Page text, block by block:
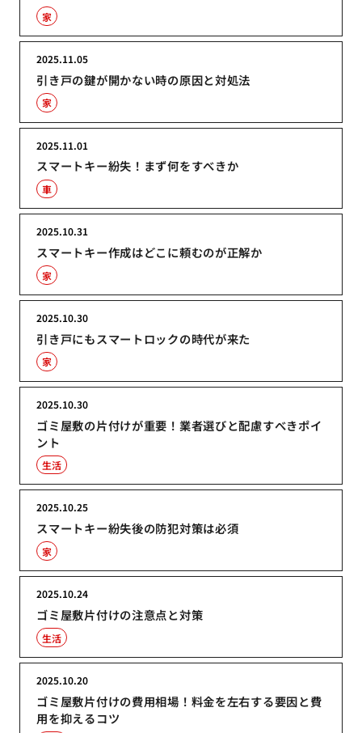
家
引き戸の鍵が開かない時の原因と対処法
2025.11.05
家
スマートキー紛失！まず何をすべきか
2025.11.01
車
スマートキー作成はどこに頼むのが正解か
2025.10.31
家
引き戸にもスマートロックの時代が来た
2025.10.30
家
ゴミ屋敷の片付けが重要！業者選びと配慮すべきポイ
ント
2025.10.30
生活
スマートキー紛失後の防犯対策は必須
2025.10.25
家
ゴミ屋敷片付けの注意点と対策
2025.10.24
生活
ゴミ屋敷片付けの費用相場！料金を左右する要因と費
用を抑えるコツ
2025.10.20